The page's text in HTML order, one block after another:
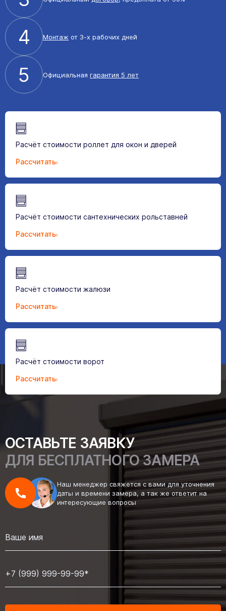
4 Монтаж от 3-х рабочих дней
5 Официальная гарантия 5 лет
Расчёт стоимости роллет для окон и дверей
Рассчитать
Расчёт стоимости сантехнических рольставней
Рассчитать
Расчёт стоимости жалюзи
Рассчитать
Расчёт стоимости ворот
Рассчитать
ОСТАВЬТЕ ЗАЯВКУ
ДЛЯ БЕСПЛАТНОГО ЗАМЕРА
Наш менеджер свяжется с вами для уточнения
даты и времени замера, а так же ответит на
интересующие вопросы